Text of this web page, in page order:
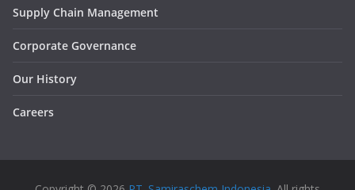
Supply Chain Management
Corporate Governance
Our History
Careers